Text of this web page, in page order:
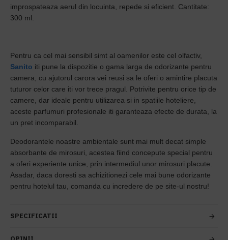
improspateaza aerul din locuinta, repede si eficient. Cantitate:
300 ml.
Pentru ca cel mai sensibil simt al oamenilor este cel olfactiv,
Sanito iti pune la dispozitie o gama larga de odorizante pentru
camera, cu ajutorul carora vei reusi sa le oferi o amintire placuta
tuturor celor care iti vor trece pragul. Potrivite pentru orice tip de
camere, dar ideale pentru utilizarea si in spatiile hoteliere,
aceste parfumuri profesionale iti garanteaza efecte de durata, la
un pret incomparabil.
Deodorantele noastre ambientale sunt mai mult decat simple
absorbante de mirosuri, acestea fiind concepute special pentru
a oferi experiente unice, prin intermediul unor mirosuri placute.
Asadar, daca doresti sa achizitionezi cele mai bune odorizante
pentru hotelul tau, comanda cu incredere de pe site-ul nostru!
SPECIFICATII